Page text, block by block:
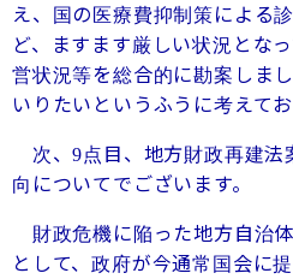
え、国の医療費抑制策による
ど、ますます厳しい状況とな
営状況等を総合的に勘案しま
いりたいというふうに考えてお
次、9点目、地方財政再建
向についてでございます。
財政危機に陥った地方自治
として、政府が今通常国会に